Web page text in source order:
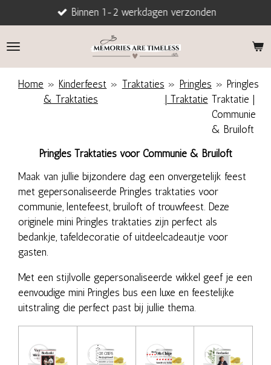
direct
naar
Binnen 1-2 werkdagen verzonden
Home » Kinderfeest
& Traktaties
» Traktaties » Pringles
| Traktatie
» Pringles
Traktatie |
Communie
& Bruiloft
Pringles Traktaties voor Communie & Bruiloft
Maak van jullie bijzondere dag een onvergetelijk feest
met gepersonaliseerde Pringles traktaties voor
communie, lentefeest, bruiloft of trouwfeest. Deze
originele mini Pringles traktaties zijn perfect als
bedankje, tafeldecoratie of uitdeelcadeautje voor
gasten.
Met een stijlvolle gepersonaliseerde wikkel geef je een
eenvoudige mini Pringles bus een luxe en feestelijke
uitstraling die perfect past bij jullie thema.